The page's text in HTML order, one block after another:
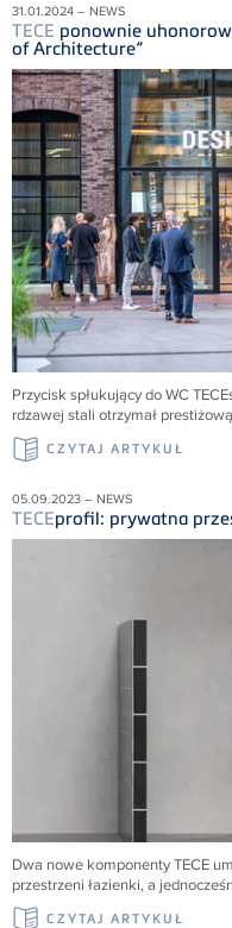
31.01.2024 – NEWS
TECE ponownie
of Architecture“
Przycisk spłukujący do WC
rdzawej stali otrzymał
CZYTAJ ARTYKUŁ
05.09.2023 – NEWS
TECEprofil: prywatna
Dwa nowe komponenty TECE
przestrzeni łazienki, a
CZYTAJ ARTYKUŁ